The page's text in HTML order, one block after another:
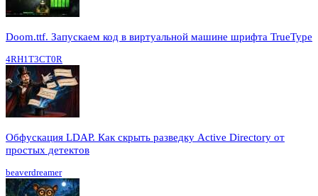
Doom.ttf. Запускаем код в виртуальной машине шрифта TrueType
4RH1T3CT0R
Обфускация LDAP. Как скрыть разведку Active Directory от
простых детектов
beaverdreamer